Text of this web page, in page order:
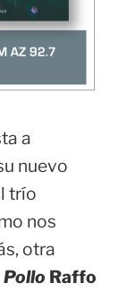
a
nuevo
trío
nos
otra
Pollo Raffo